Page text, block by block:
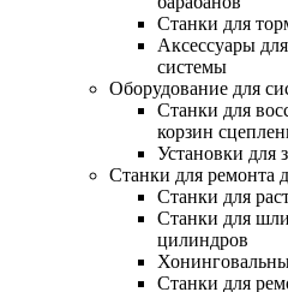
Станки для
Аксессуары
системы
Оборудование для
Станки для
корзин
Установки
Станки для ремонта
Станки для
Станки для
цилиндров
Станки для